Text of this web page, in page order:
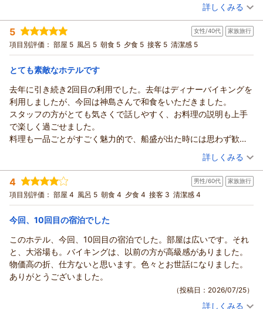
投稿者： mさん(男性/30代)
宿泊プラン： ＜ビュッフェ＞直前割【日にちが合えば超ラッキー♪】ショー
トステイdeお得♪
和洋室 朝・夕
宿泊価格帯： 13,001～14,000円(大人一人あたり/税込)
詳しくみる
5 女性/40代 家族旅行
項目別評価： 部屋 5 風呂 5 朝食 5 夕食 5 接客 5 清潔感 5
とても素敵なホテルです
去年に引き続き2回目の利用でした。去年はディナーバイキングを
利用しましたが、今回は神島さんで和食をいただきました。
スタッフの方がとても気さくで話しやすく、お料理の説明も上手
で楽しく過ごせました。
料理も一品ごとがすごく魅力的で、船盛が出た時には思わず歓声
店内も利用される方が少なめで、最後までゆっくり食べることが
できて大満足です。
プール、お風呂ともに子供達と一緒に楽しみ、夜のライトアップ
されたガーデンを歩いている時に、丁度白良浜で上がった花火を
朝食のバイキングの時に、夜に神島さんでお会いしたスタッフの
方に「昨日はよくお休みになれましたか？」と声をかけていただ
きました。すごく嬉しい気持ちになりました。
こちらのホテルのサービス、接客対応は本当に気持ちが良く、夏
の素敵な思い出になりました。
（投稿日：2026/07/26）
宿泊時期： 2026年07月宿泊 (家族旅行)
投稿者： シンマンさん
宿泊プラン： ◆【日本料理（和食）】◆日本料理「神島」◆地元食材と季節
を感じる美食を堪能♪
ツイン 朝・夕
宿泊価格帯： 30,001円以上(大人一人あたり/税込)
詳しくみる
4 男性/60代 家族旅行
項目別評価： 部屋 4 風呂 5 朝食 4 夕食 4 接客 3 清潔感 4
今回、10回目の宿泊でした
このホテル、今回、10回目の宿泊でした。部屋は広いです。それ
と、大浴場も。バイキングは、以前の方が高級感がありました。
物価高の折、仕方ないと思います。色々とお世話になりました。
ありがとうございました。
（投稿日：2026/07/25）
詳しくみる